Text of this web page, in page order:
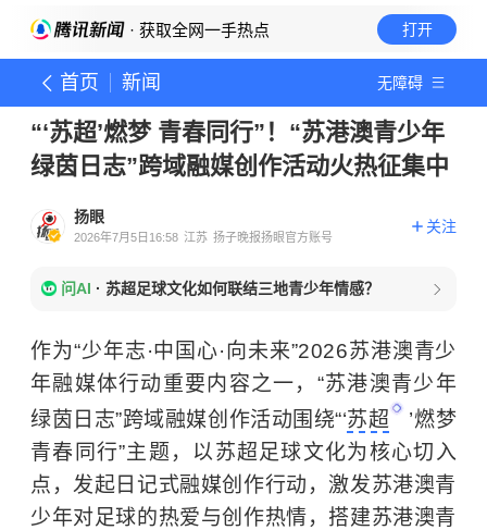
· 获取全网一手热点 打开
首页 新闻 无障碍
“‘苏超’燃梦 青春同行”！“苏港澳青少年
绿茵日志”跨域融媒创作活动火热征集中
扬眼
2026年7月5日16:58 江苏 扬子晚报扬眼官方账号
关注
问AI · 苏超足球文化如何联结三地青少年情感？
作为“少年志·中国心·向未来”2026苏港澳青少
年融媒体行动重要内容之一，“苏港澳青少年
绿茵日志”跨域融媒创作活动围绕“‘苏超
’燃梦
青春同行”主题，以苏超足球文化为核心切入
点，发起日记式融媒创作行动，激发苏港澳青
少年对足球的热爱与创作热情，搭建苏港澳青